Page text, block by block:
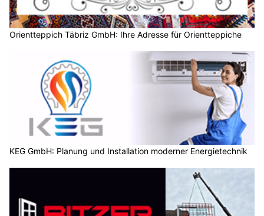
Orientteppich Täbriz GmbH: Ihre Adresse für Orientteppiche
KEG GmbH: Planung und Installation moderner Energietechnik